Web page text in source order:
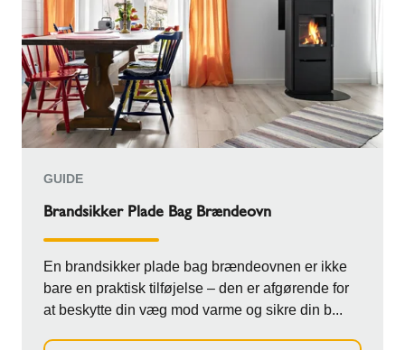
GUIDE
Brandsikker Plade Bag Brændeovn
En brandsikker plade bag brændeovnen er ikke
bare en praktisk tilføjelse – den er afgørende for
at beskytte din væg mod varme og sikre din b...